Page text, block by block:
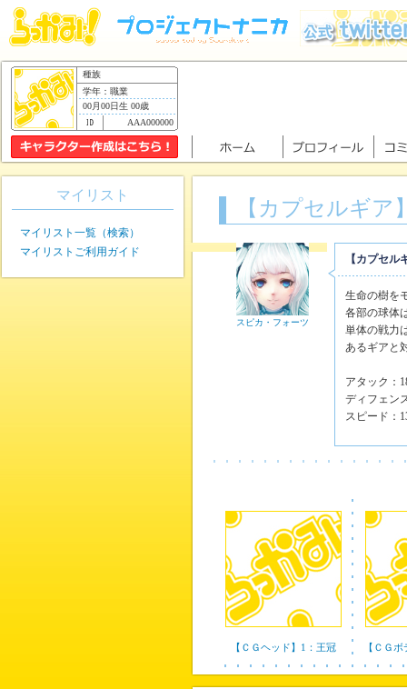
種族
学年：職業
00月00日生 00歳
AAA000000
【カプセルギア
スピカ・フォーツ
【カプセル
生命の樹を
各部の球体
単体の戦力
あるギアと
アタック：
ディフェン
スピード：
【ＣＧヘッド】1：王冠 【ＣＧ
マイリスト
マイリスト一覧（検索）
マイリストご利用ガイド